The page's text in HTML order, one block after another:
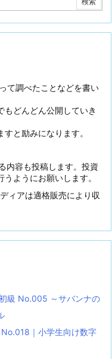
て調べたことなどを書い
どんどん公開していき
と励みになります。
内容も投稿します。投資
ようにお願いします。
ィアは適格販売により収
級 No.005 ～サバンナの
No.018｜小学生向け数字